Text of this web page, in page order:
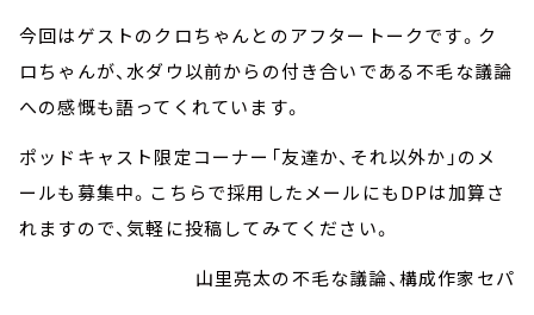
今回はゲストのクロちゃんとのアフタートークです。ク
ロちゃんが、水ダウ以前からの付き合いである不毛な議論
への感慨も語ってくれています。
ポッドキャスト限定コーナー「友達か、それ以外か」のメ
ールも募集中。こちらで採用したメールにもDPは加算さ
れますので、気軽に投稿してみてください。
山里亮太の不毛な議論、構成作家セパ